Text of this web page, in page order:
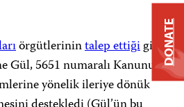
örgütlerinintalep ettiğigibi
Gül, 5651 numaralı Kanunun
yönelik ileriye dönük
DONATE